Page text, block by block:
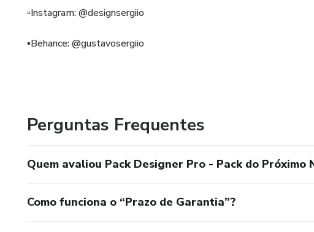
▫️Instagram: @designsergiio
▪️Behance: @gustavosergiio
Perguntas Frequentes
Quem avaliou Pack Designer Pro - Pack do Próximo
Como funciona o “Prazo de Garantia”?